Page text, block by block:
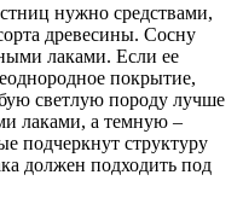
нужно средствами,
древесины. Сосну
лаками. Если ее
покрытие,
светлую породу лучше
лаками, а темную –
подчеркнут структуру
должен подходить под